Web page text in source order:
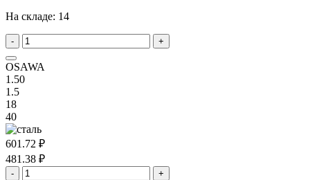
На складе: 14
- +
OSAWA
1.50
1.5
18
40
601.72 ₽
481.38 ₽
- +